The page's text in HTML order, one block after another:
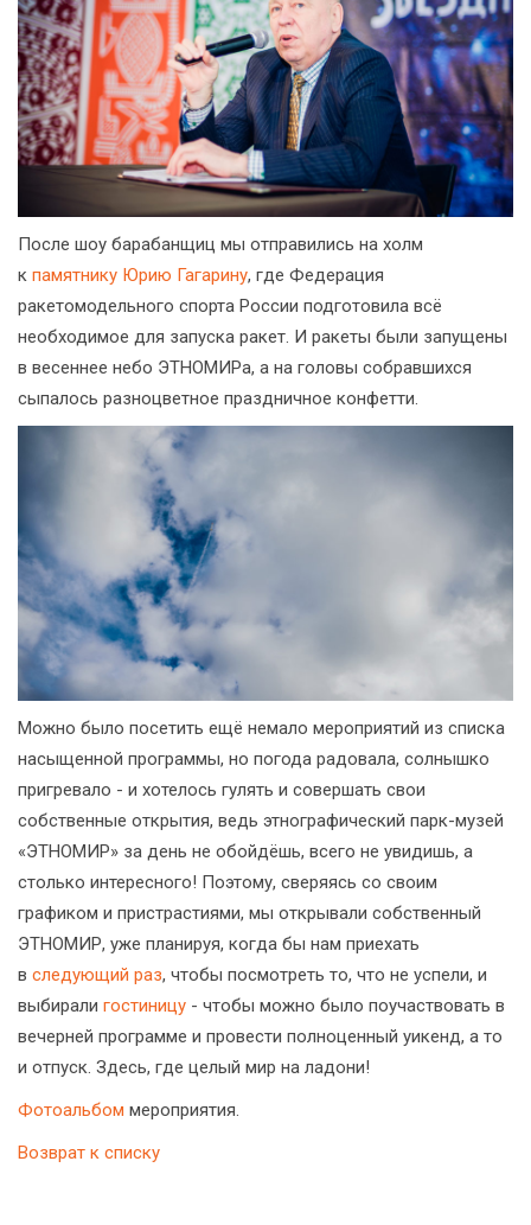
После шоу барабанщиц мы отправились на холм
к памятнику Юрию Гагарину, где Федерация
ракетомодельного спорта России подготовила всё
необходимое для запуска ракет. И ракеты были запущены
в весеннее небо ЭТНОМИРа, а на головы собравшихся
сыпалось разноцветное праздничное конфетти.
Можно было посетить ещё немало мероприятий из списка
насыщенной программы, но погода радовала, солнышко
пригревало - и хотелось гулять и совершать свои
собственные открытия, ведь этнографический парк-музей
«ЭТНОМИР» за день не обойдёшь, всего не увидишь, а
столько интересного! Поэтому, сверяясь со своим
графиком и пристрастиями, мы открывали собственный
ЭТНОМИР, уже планируя, когда бы нам приехать
в следующий раз, чтобы посмотреть то, что не успели, и
выбирали гостиницу - чтобы можно было поучаствовать в
вечерней программе и провести полноценный уикенд, а то
и отпуск. Здесь, где целый мир на ладони!
Фотоальбом мероприятия.
Возврат к списку